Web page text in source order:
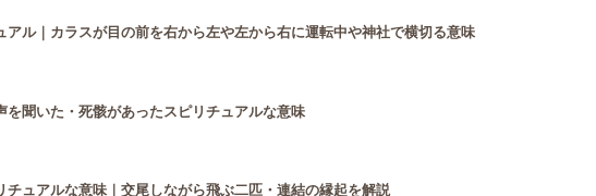
アル｜カラスが目の前を右から左や左から右に運転中や神社で横切る意味
を聞いた・死骸があったスピリチュアルな意味
チュアルな意味｜交尾しながら飛ぶ二匹・連結の縁起を解説